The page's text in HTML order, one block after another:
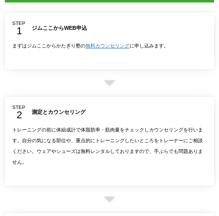
STEP
ジムここからWEB申込
まずはジムここからかたぎり塾の無料カウンセリングに申し込みます。
STEP
測定とカウンセリング
トレーニングの前に体組成計で体脂肪率・筋肉量をチェックしカウンセリングを行いま
す。自分の気になる部位や、重点的にトレーニングしたいところをトレーナーにご相談
ください。ウェアやシューズは無料レンタルしておりますので、手ぶらでも問題ありま
せん。